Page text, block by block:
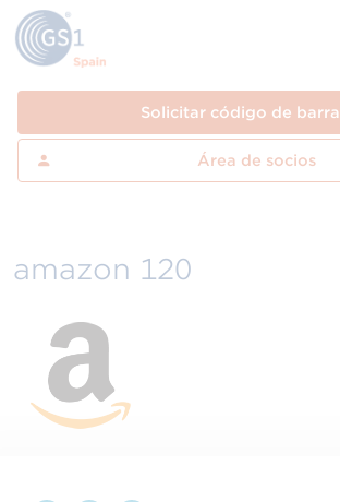
Solicitar código de
Área de socios
amazon 120